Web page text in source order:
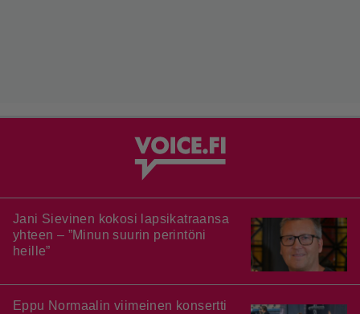
Jani Sievinen kokosi lapsikatraansa
yhteen – ”Minun suurin perintöni
heille”
Eppu Normaalin viimeinen konsertti